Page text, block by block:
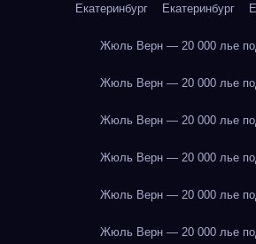
Екатеринбург Екатеринбург
Жюль Верн — 20 000 лье
Жюль Верн — 20 000 лье
Жюль Верн — 20 000 лье
Жюль Верн — 20 000 лье
Жюль Верн — 20 000 лье
Жюль Верн — 20 000 лье